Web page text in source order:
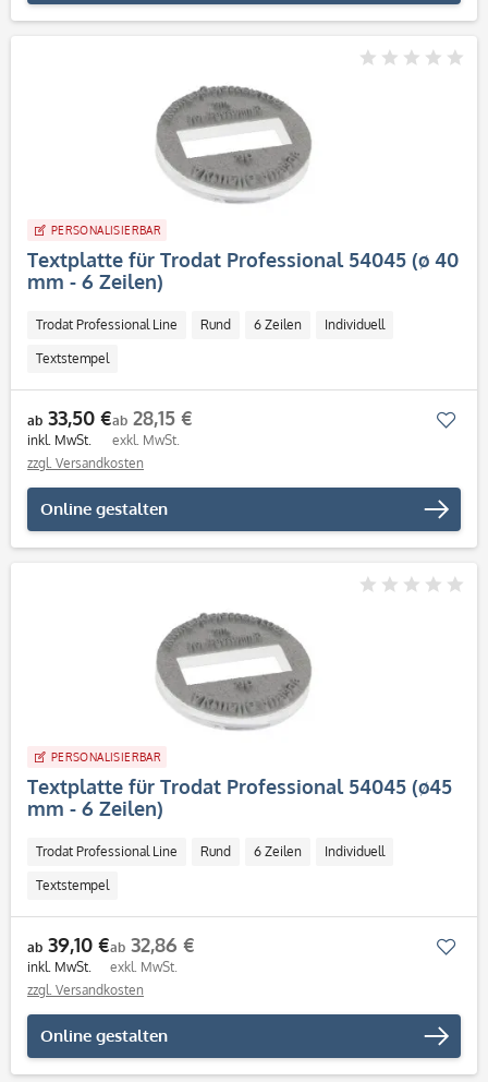
PERSONALISIERBAR
Textplatte für Trodat Professional 54045 (ø 40
mm - 6 Zeilen)
Trodat Professional Line Rund 6 Zeilen Individuell
Textstempel
ab 33,50 €
inkl. MwSt.
ab 28,15 €
exkl. MwSt.
zzgl. Versandkosten
Online gestalten
PERSONALISIERBAR
Textplatte für Trodat Professional 54045 (ø45
mm - 6 Zeilen)
Trodat Professional Line Rund 6 Zeilen Individuell
Textstempel
ab 39,10 €
inkl. MwSt.
ab 32,86 €
exkl. MwSt.
zzgl. Versandkosten
Online gestalten